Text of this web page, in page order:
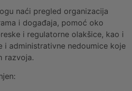
naći pregled organizacija
i događaja, pomoć oko
i regulatorne olakšice, kao i
i administrativne nedoumice koje
razvoja.